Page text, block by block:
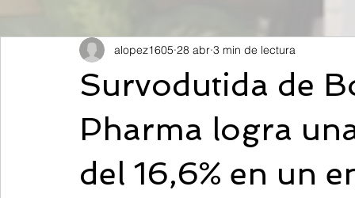
Survodutida de
Pharma logra
del 16,6% en un
alopez1605 28 abr 3 min de lectura